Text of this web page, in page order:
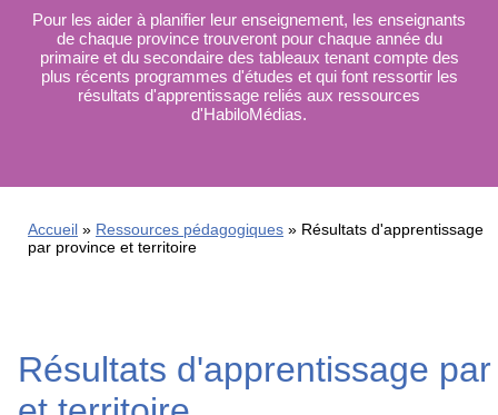
Pour les aider à planifier leur enseignement, les enseignants
de chaque province trouveront pour chaque année du
primaire et du secondaire des tableaux tenant compte des
plus récents programmes d'études et qui font ressortir les
résultats d'apprentissage reliés aux ressources
d'HabiloMédias.
Accueil Ressources pédagogiques
Résultats d'apprentissage
par province et territoire
Résultats d'apprentissage